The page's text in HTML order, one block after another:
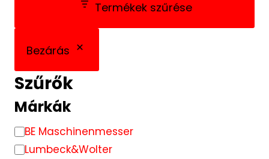
Termékek szűrése
Bezárás
Szűrők
Márkák
Brand
BE Maschinenmesser
Lumbeck&Wolter